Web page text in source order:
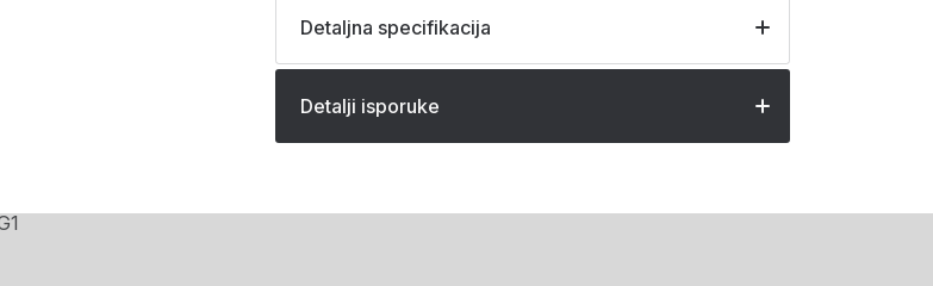
Detaljna specifikacija
Detalji isporuke